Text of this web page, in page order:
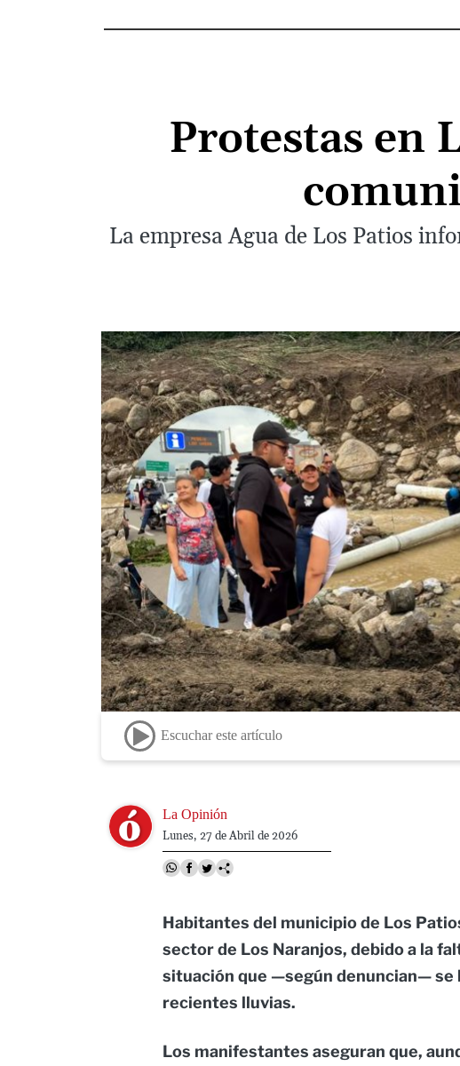
Protestas en
La empresa Agua de Los Patios
Escuchar este artículo
Image La Opinión
Lunes, 27 de Abril de 2026
Habitantes del municipio de Los
sector de Los Naranjos, debido a la
situación que —según denuncian— se
recientes lluvias.
Los manifestantes aseguran que,